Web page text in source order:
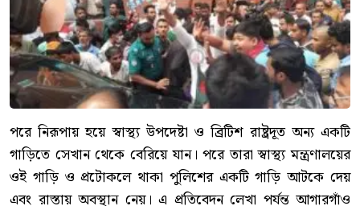
পরে নিরূপায় হয়ে স্বাস্থ্য উপদেষ্টা ও ব্রিটিশ রাষ্ট্রদূত অন্য একটি
গাড়িতে সেখান থেকে বেরিয়ে যান। পরে তারা স্বাস্থ্য মন্ত্রণালয়ের
ওই গাড়ি ও প্রটোকলে থাকা পুলিশের একটি গাড়ি আটকে দেয়
এবং রাস্তায় অবস্থান নেয়। এ প্রতিবেদন লেখা পর্যন্ত আগারগাঁও